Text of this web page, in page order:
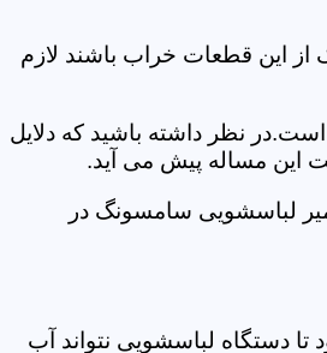
این قطعات خراب باشند لازم
نظر داشته باشید که دلایل
این مساله پیش می آید.
لباسشویی سامسونگ در
دستگاه لباسشویی نتواند آب